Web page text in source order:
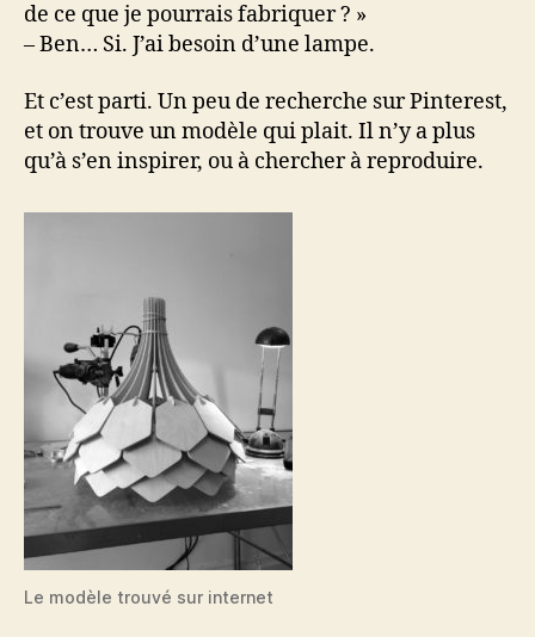
de ce que je pourrais fabriquer ? »
– Ben… Si. J’ai besoin d’une lampe.
Et c’est parti. Un peu de recherche sur Pinterest,
et on trouve un modèle qui plait. Il n’y a plus
qu’à s’en inspirer, ou à chercher à reproduire.
Le modèle trouvé sur internet